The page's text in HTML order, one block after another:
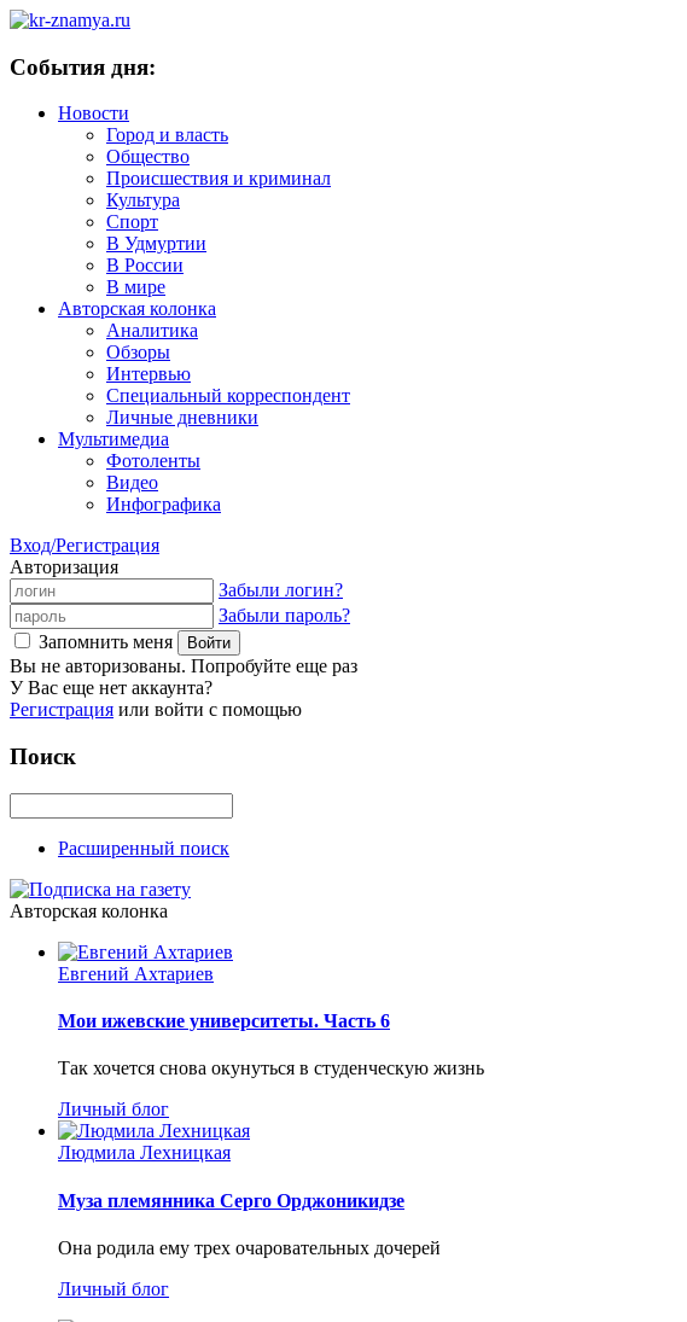
События дня:
Новости
Город и власть
Общество
Происшествия и криминал
Культура
Спорт
В Удмуртии
В России
В мире
Авторская колонка
Аналитика
Обзоры
Интервью
Специальный корреспондент
Личные дневники
Мультимедиа
Фотоленты
Видео
Инфографика
Вход/Регистрация
Авторизация
Забыли логин?
Забыли пароль?
Запомнить меня
Вы не авторизованы. Попробуйте еще раз
У Вас еще нет аккаунта?
Регистрация или войти с помощью
Поиск
Расширенный поиск
Авторская колонка
Евгений Ахтариев
Мои ижевские университеты. Часть 6
Так хочется снова окунуться в студенческую жизнь
Личный блог
Людмила Лехницкая
Муза племянника Серго Орджоникидзе
Она родила ему трех очаровательных дочерей
Личный блог